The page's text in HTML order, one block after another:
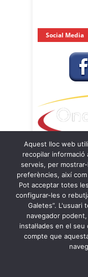
Social Media
Notícies A la
Agenda
Política de
Aquest lloc web
recopilar informació
serveis, per
preferències, així
Pot acceptar totes
configurar-les o
Galetes”. L'usuari
navegador
instal·lades en el
compte que